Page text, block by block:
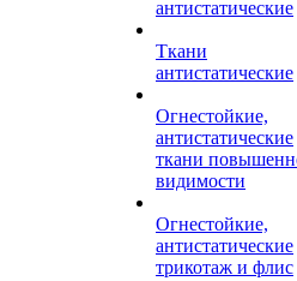
антистатические
Ткани
антистатические
Огнестойкие,
антистатические
ткани
видимости
Огнестойкие,
антистатические
трикотаж и флис